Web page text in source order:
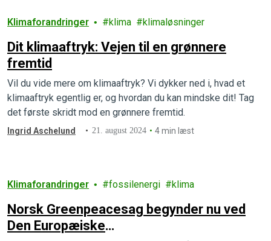
Klimaforandringer klima klimaløsninger
Dit klimaaftryk: Vejen til en grønnere
fremtid
Vil du vide mere om klimaaftryk? Vi dykker ned i, hvad et
klimaaftryk egentlig er, og hvordan du kan mindske dit! Tag
det første skridt mod en grønnere fremtid.
Ingrid Aschelund 21. august 2024 4 min læst
Klimaforandringer fossilenergi klima
Norsk Greenpeacesag begynder nu ved
Den Europæiske